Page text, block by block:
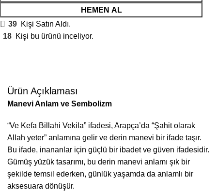
HEMEN AL
39 Kişi Satın Aldı.
18 Kişi bu ürünü inceliyor.
Ürün Açıklaması
Manevi Anlam ve Sembolizm
“Ve Kefa Billahi Vekila” ifadesi, Arapça’da “Şahit olarak
Allah yeter” anlamına gelir ve derin manevi bir ifade taşır.
Bu ifade, inananlar için güçlü bir ibadet ve güven ifadesidir.
Gümüş yüzük tasarımı, bu derin manevi anlamı şık bir
şekilde temsil ederken, günlük yaşamda da anlamlı bir
aksesuara dönüşür.